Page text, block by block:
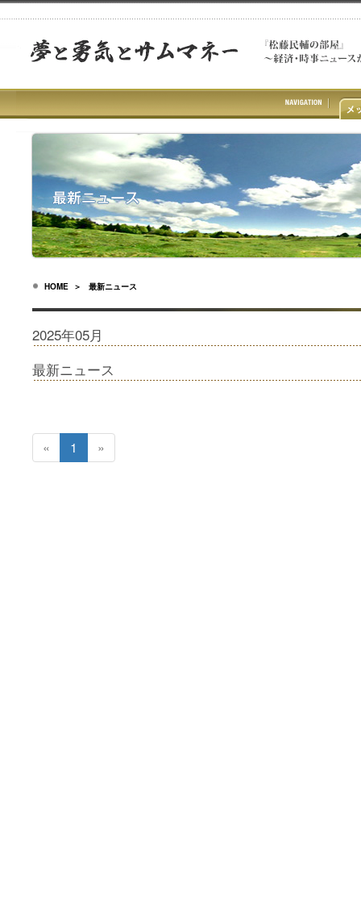
HOME ＞ 最新ニュース
2025年05月
最新ニュース
« 1 »